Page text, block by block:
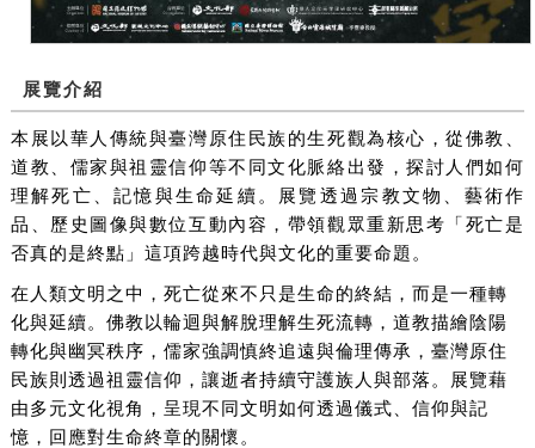
展覽介紹
本展以華人傳統與臺灣原住民族的生死觀為核心，從佛教、
道教、儒家與祖靈信仰等不同文化脈絡出發，探討人們如何
理解死亡、記憶與生命延續。展覽透過宗教文物、藝術作
品、歷史圖像與數位互動內容，帶領觀眾重新思考「死亡是
否真的是終點」這項跨越時代與文化的重要命題。
在人類文明之中，死亡從來不只是生命的終結，而是一種轉
化與延續。佛教以輪迴與解脫理解生死流轉，道教描繪陰陽
轉化與幽冥秩序，儒家強調慎終追遠與倫理傳承，臺灣原住
民族則透過祖靈信仰，讓逝者持續守護族人與部落。展覽藉
由多元文化視角，呈現不同文明如何透過儀式、信仰與記
憶，回應對生命終章的關懷。